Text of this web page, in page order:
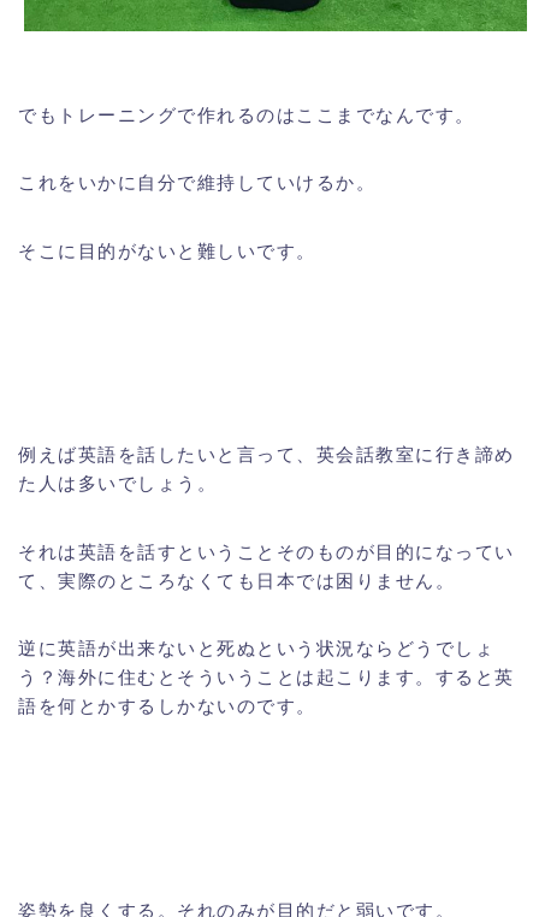
でもトレーニングで作れるのはここまでなんです。
これをいかに自分で維持していけるか。
そこに目的がないと難しいです。
例えば英語を話したいと言って、英会話教室に行き諦め
た人は多いでしょう。
それは英語を話すということそのものが目的になってい
て、実際のところなくても日本では困りません。
逆に英語が出来ないと死ぬという状況ならどうでしょ
う？海外に住むとそういうことは起こります。すると英
語を何とかするしかないのです。
姿勢を良くする。それのみが目的だと弱いです。